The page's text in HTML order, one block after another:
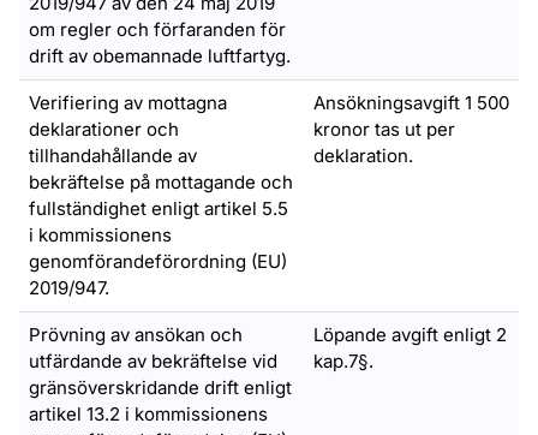
om regler och förfaranden för
drift av obemannade luftfartyg.
Verifiering av mottagna
deklarationer och
tillhandahållande av
bekräftelse på mottagande och
fullständighet enligt artikel 5.5
i kommissionens
genomförandeförordning (EU)
2019/947.
Ansökningsavgift 1 500
kronor tas ut per
deklaration.
Prövning av ansökan och
utfärdande av bekräftelse vid
gränsöverskridande drift enligt
artikel 13.2 i kommissionens
Löpande avgift enligt 2
kap.7§.